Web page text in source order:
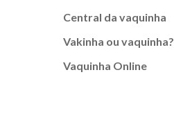
Central da vaquinha
Vakinha ou vaquinha?
Vaquinha Online